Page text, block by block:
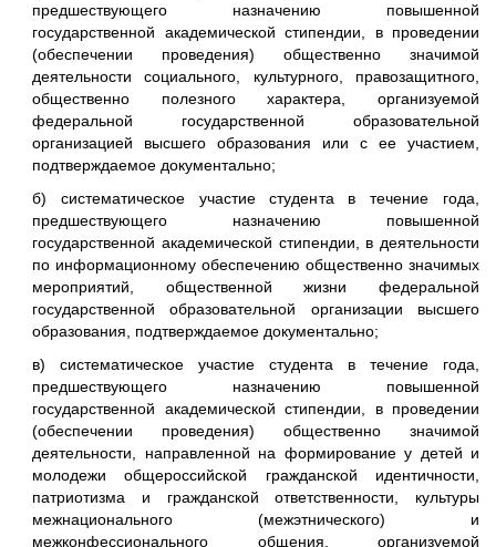
предшествующего назначению повышенной
государственной академической стипендии, в проведении
(обеспечении проведения) общественно значимой
деятельности социального, культурного, правозащитного,
общественно полезного характера, организуемой
федеральной государственной образовательной
организацией высшего образования или с ее участием,
подтверждаемое документально;
б) систематическое участие студента в течение года,
предшествующего назначению повышенной
государственной академической стипендии, в деятельности
по информационному обеспечению общественно значимых
мероприятий, общественной жизни федеральной
государственной образовательной организации высшего
образования, подтверждаемое документально;
в) систематическое участие студента в течение года,
предшествующего назначению повышенной
государственной академической стипендии, в проведении
(обеспечении проведения) общественно значимой
деятельности, направленной на формирование у детей и
молодежи общероссийской гражданской идентичности,
патриотизма и гражданской ответственности, культуры
межнационального (межэтнического) и
межконфессионального общения, организуемой